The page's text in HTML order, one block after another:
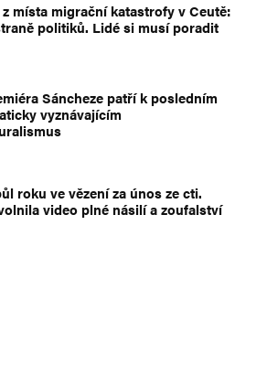
z místa migrační katastrofy v Ceutě:
politiků. Lidé si musí poradit
Sáncheze patří k posledním
vyznávajícím
roku ve vězení za únos ze cti.
video plné násilí a zoufalství